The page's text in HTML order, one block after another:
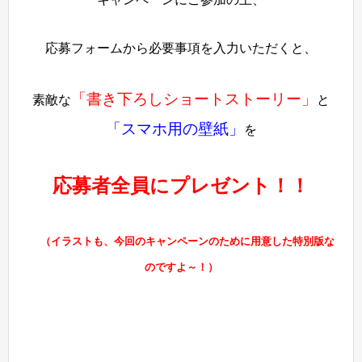
応募フォームから必要事項を入力いただくと、
素敵な 「書き下ろしショートストーリー」 と
「スマホ用の壁紙」 を
応募者全員にプレゼント！！
（イラストも、今回のキャンペーンのために用意した特別版な
のですよ～！）